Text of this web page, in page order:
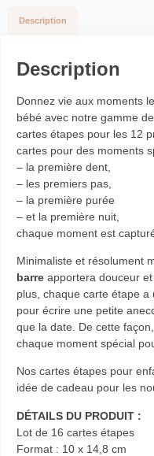
Description
Description
Donnez vie aux moments
bébé avec notre gamme
cartes étapes pour les 12
cartes pour des moments
– la première dent,
– les premiers pas,
– la première purée
– et la première nuit,
chaque moment est
Minimaliste et résolument
barre apportera douceur
plus, chaque carte étape a
pour écrire une petite
que la date. De cette
chaque moment spécial
Nos cartes étapes pour
idée de cadeau pour les
DÉTAILS DU PRODUIT :
Lot de 16 cartes étapes
Format : 10 x 14,8 cm